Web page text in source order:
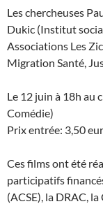
Les chercheuses
Dukic (Institut
Associations Les
Migration Santé,
Le 12 juin à 18h au
Comédie)
Prix entrée: 3,50
Ces films ont été
participatifs
(ACSE), la DRAC,